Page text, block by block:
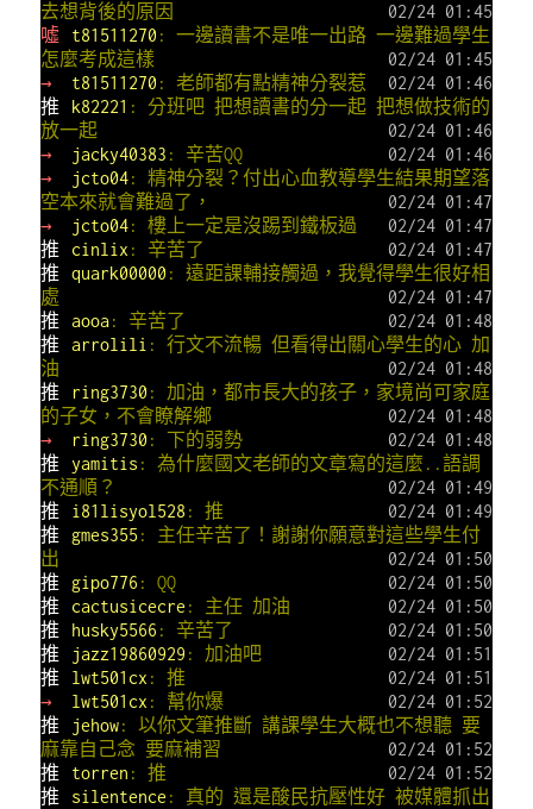
去想背後的原因
02/24 01:45
噓
t81511270 : 一邊讀書不是唯一出路 一邊難過學生
怎麼考成這樣
02/24 01:45
→
t81511270 : 老師都有點精神分裂惹
02/24 01:46
推
k82221 : 分班吧 把想讀書的分一起 把想做技術的
放一起
02/24 01:46
→
jacky40383 : 辛苦QQ
02/24 01:46
→
jcto04: 精神分裂？付出心血教導學生結果期望落
空本來就會難過了，
02/24 01:47
→
jcto04: 樓上一定是沒踢到鐵板過
02/24 01:47
推
cinlix : 辛苦了
02/24 01:47
推
quark00000 : 遠距課輔接觸過，我覺得學生很好相
處
02/24 01:47
推
aooa: 辛苦了
02/24 01:48
推
arrolili : 行文不流暢 但看得出關心學生的心 加
油
02/24 01:48
推
ring3730 : 加油，都市長大的孩子，家境尚可家庭
的子女，不會瞭解鄉
02/24 01:48
→
ring3730 : 下的弱勢
02/24 01:48
推
yamitis : 為什麼國文老師的文章寫的這麼..語調
不通順？
02/24 01:49
推
i81lisyol528 : 推
02/24 01:49
推
gmes355 : 主任辛苦了！謝謝你願意對這些學生付
出
02/24 01:50
推
gipo776 : QQ
02/24 01:50
推
cactusicecre : 主任 加油
02/24 01:50
推
husky5566 : 辛苦了
02/24 01:50
推
jazz19860929 : 加油吧
02/24 01:51
推
lwt501cx : 推
02/24 01:51
→
lwt501cx : 幫你爆
02/24 01:52
推
jehow: 以你文筆推斷 講課學生大概也不想聽 要
麻靠自己念 要麻補習
02/24 01:52
推
torren : 推
02/24 01:52
推
silentence : 真的 還是酸民抗壓性好 被媒體抓出